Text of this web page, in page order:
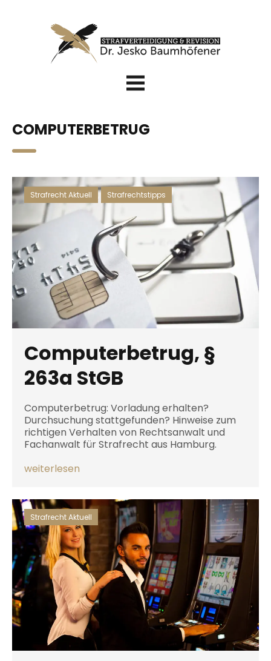
COMPUTERBETRUG
Computerbetrug, §
263a StGB
Computerbetrug: Vorladung erhalten?
Durchsuchung stattgefunden? Hinweise zum
richtigen Verhalten von Rechtsanwalt und
Fachanwalt für Strafrecht aus Hamburg.
weiterlesen
Strafrecht Aktuell , Strafrechtstipps
Strafrecht Aktuell